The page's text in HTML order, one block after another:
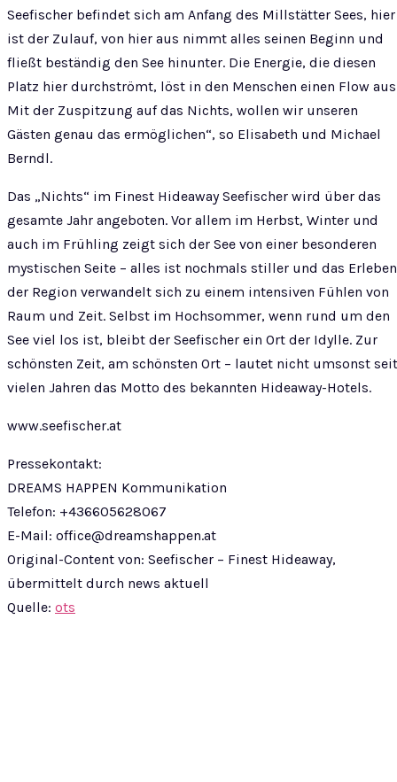
Seefischer befindet sich am Anfang des Millstätter Sees, hier
ist der Zulauf, von hier aus nimmt alles seinen Beginn und
fließt beständig den See hinunter. Die Energie, die diesen
Platz hier durchströmt, löst in den Menschen einen Flow
Mit der Zuspitzung auf das Nichts, wollen wir unseren
Gästen genau das ermöglichen“, so Elisabeth und Michael
Berndl.
Das „Nichts“ im Finest Hideaway Seefischer wird über das
gesamte Jahr angeboten. Vor allem im Herbst, Winter und
auch im Frühling zeigt sich der See von einer besonderen
mystischen Seite – alles ist nochmals stiller und das Erleben
der Region verwandelt sich zu einem intensiven Fühlen von
Raum und Zeit. Selbst im Hochsommer, wenn rund um den
See viel los ist, bleibt der Seefischer ein Ort der Idylle. Zur
schönsten Zeit, am schönsten Ort – lautet nicht umsonst seit
vielen Jahren das Motto des bekannten Hideaway-Hotels.
www.seefischer.at
Pressekontakt:
DREAMS HAPPEN Kommunikation
Telefon: +436605628067
E-Mail: office@dreamshappen.at
Original-Content von: Seefischer – Finest Hideaway,
übermittelt durch news aktuell
Quelle: ots